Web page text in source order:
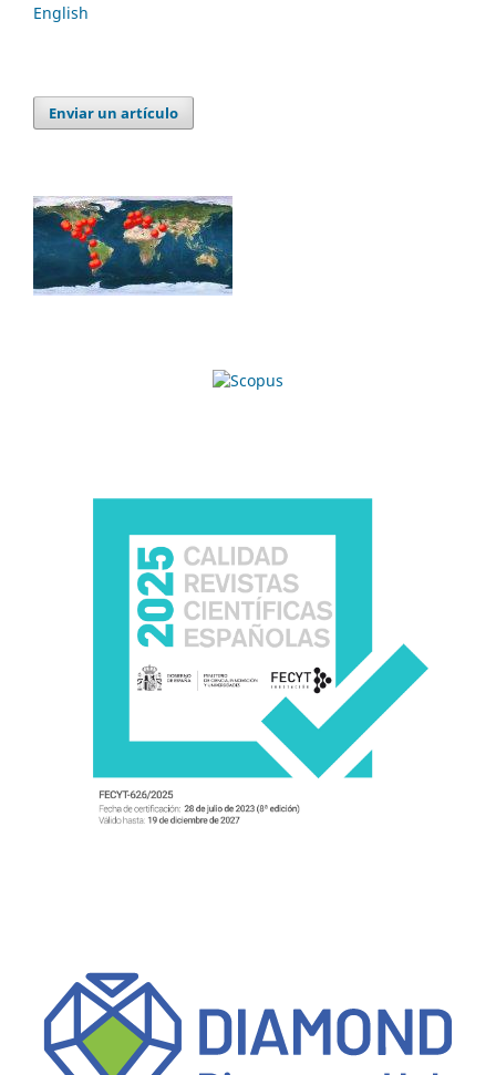
English
Enviar un artículo